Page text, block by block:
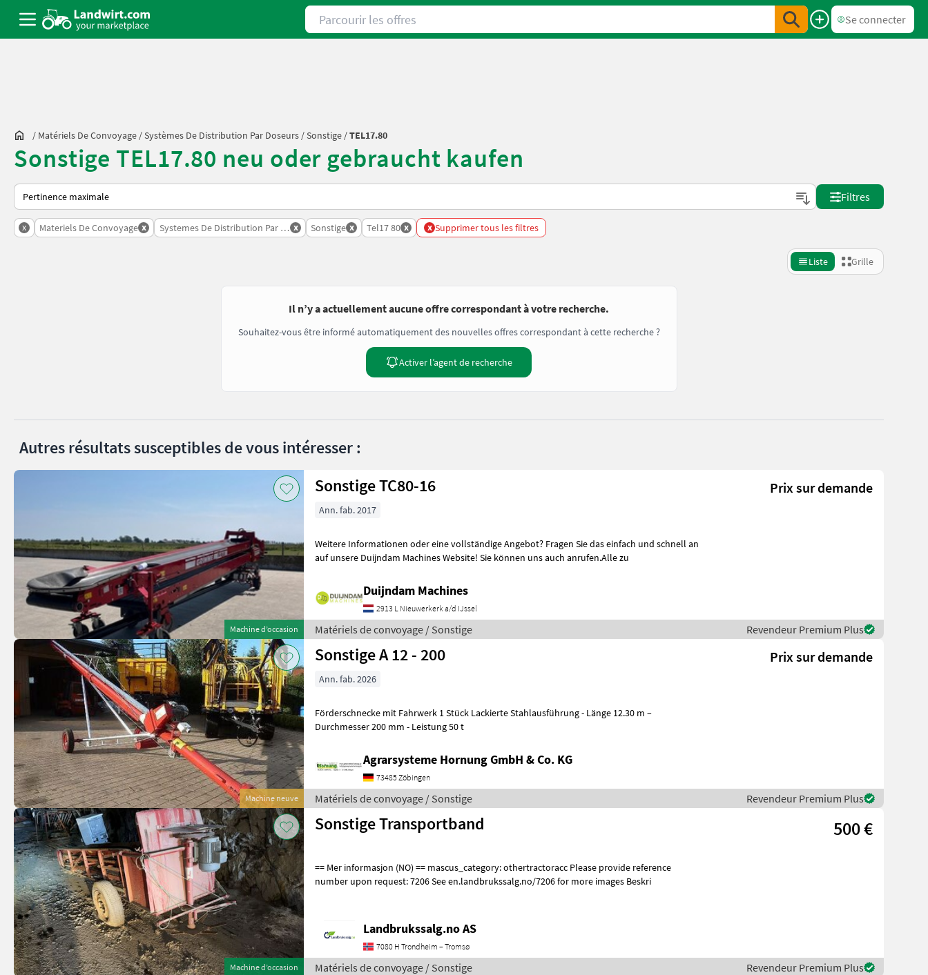
Parcourir les offres
Se connecter
/ Matériels De Convoyage /Systèmes De Distribution Par Doseurs /Sonstige /TEL17.80
Sonstige TEL17.80 neu oder gebraucht kaufen
Voici comment les annonces sont triées sur Landwirt.com
Filtres
x Materiels De Convoyage x Systemes De Distribution Par Doseurs
x Sonstige x Tel17 80 x x Supprimer tous les filtres
Liste Grille
Il n’y a actuellement aucune offre correspondant à votre recherche.
Souhaitez-vous être informé automatiquement des nouvelles offres correspondant à cette recherche ?
Activer l’agent de recherche
Autres résultats susceptibles de vous intéresser :
Machine d’occasion
Sonstige TC80-16 Prix sur demande
Ann. fab. 2017
Weitere Informationen oder eine vollständige Angebot? Fragen Sie das einfach und schnell an
auf unsere Duijndam Machines Website! Sie können uns auch anrufen.Alle zu
Duijndam Machines
2913 L Nieuwerkerk a/d IJssel
Matériels de convoyage / Sonstige Revendeur Premium Plus
Machine neuve
Sonstige A 12 - 200 Prix sur demande
Ann. fab. 2026
Förderschnecke mit Fahrwerk 1 Stück Lackierte Stahlausführung - Länge 12.30 m –
Durchmesser 200 mm - Leistung 50 t
Agrarsysteme Hornung GmbH & Co. KG
73485 Zöbingen
Matériels de convoyage / Sonstige Revendeur Premium Plus
Machine d’occasion
Sonstige Transportband 500 €
== Mer informasjon (NO) == mascus_category: othertractoracc Please provide reference
number upon request: 7206 See en.landbrukssalg.no/7206 for more images Beskri
Landbrukssalg.no AS
7080 H Trondheim – Tromsø
Matériels de convoyage / Sonstige Revendeur Premium Plus